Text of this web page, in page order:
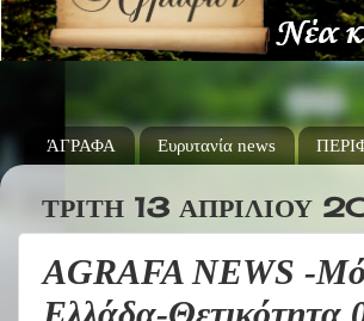
ΆΓΡΑΦΑ Ευρυτανία news
ΤΡΊΤΗ 13 ΑΠΡΙΛΊΟΥ
AGRAFA NEWS -